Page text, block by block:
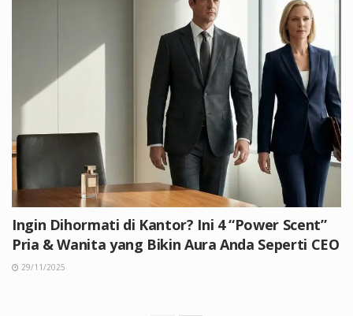
Ingin Dihormati di Kantor? Ini 4 “Power Scent”
Pria & Wanita yang Bikin Aura Anda Seperti CEO
29/11/2025